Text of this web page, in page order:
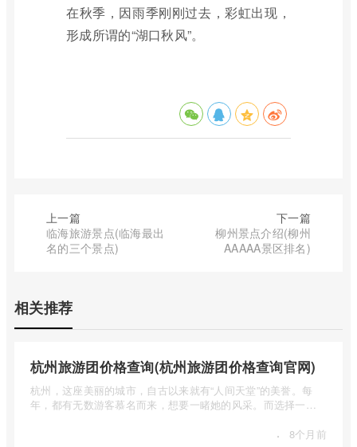
在秋季，因雨季刚刚过去，彩虹出现，
形成所谓的“湖口秋风”。
上一篇
临海旅游景点(临海最出
名的三个景点)
下一篇
柳州景点介绍(柳州
AAAAA景区排名)
相关推荐
杭州旅游团价格查询(杭州旅游团价格查询官网)
杭州，这座美丽的城市，自古以来就有“人间天堂”的美誉。每
年，都有无数游客慕名而来，想要一睹她的风采。而选择一个
· 8个月前